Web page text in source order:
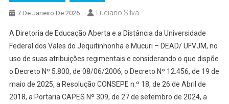
7 De Janeiro De 2026 Luciano Silva
A Diretoria de Educação Aberta e a Distância da Universidade
Federal dos Vales do Jequitinhonha e Mucuri – DEAD/ UFVJM, no
uso de suas atribuições regimentais e considerando o que dispõe
o Decreto Nº 5.800, de 08/06/2006, o Decreto Nº 12.456, de 19 de
maio de 2025, a Resolução CONSEPE n.º 18, de 26 de Abril de
2018, a Portaria CAPES Nº 309, de 27 de setembro de 2024, a